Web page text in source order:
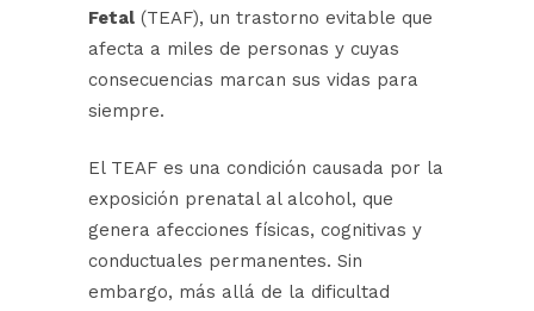
Fetal (TEAF), un trastorno evitable que
afecta a miles de personas y cuyas
consecuencias marcan sus vidas para
siempre.
El TEAF es una condición causada por la
exposición prenatal al alcohol, que
genera afecciones físicas, cognitivas y
conductuales permanentes. Sin
embargo, más allá de la dificultad